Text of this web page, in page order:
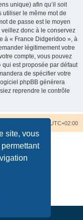
site, vous
unique) afin qu’il soit
utiliser le même mot de
de passe est le moyen
veillez donc à le conservez
à « France Didgeridoo », à
légitimement votre
compte, vous pouvez
qui est proposée par défaut
de spécifier votre
phpBB générera
reprendre le contrôle
UTC+02:00